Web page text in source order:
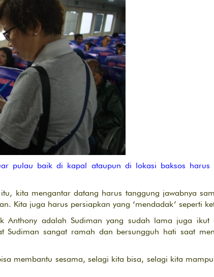
pulau baik di kapal ataupun di lokasi baksos harus
kita mengantar datang harus tanggung jawabnya
Kita juga harus persiapkan yang ‘mendadak’ seperti
Anthony adalah Sudiman yang sudah lama juga
Sudiman sangat ramah dan bersungguh hati saat
membantu sesama, selagi kita bisa, selagi kita